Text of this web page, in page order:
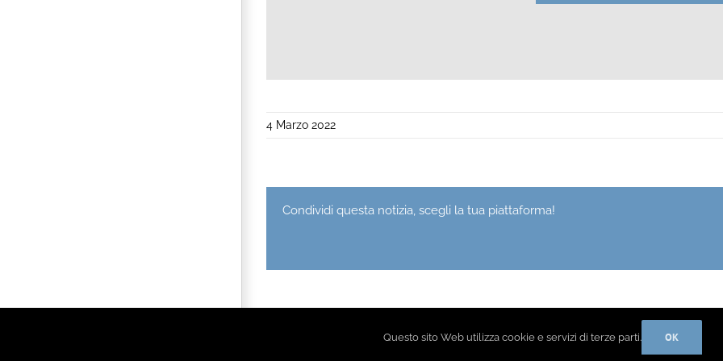
4 Marzo 2022
Condividi questa notizia, scegli la tua piattaforma!
Privacy Policy|
Questo sito Web utilizza cookie e servizi di terze parti. OK